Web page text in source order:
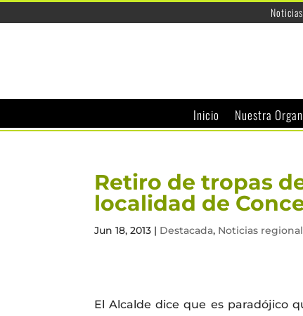
Inicio Nuestra
Retiro de tropas
localidad de
Jun 18, 2013 | Destacada, Noticias
El Alcalde dice que es paradójico